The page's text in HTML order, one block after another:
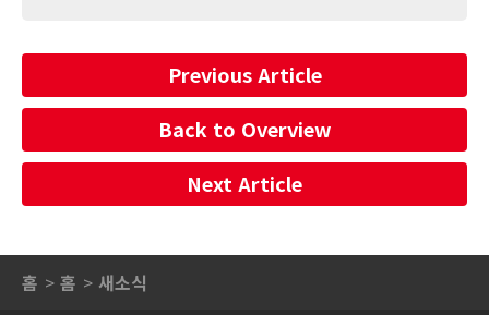
Previous Article
Back to Overview
Next Article
홈 홈 새소식